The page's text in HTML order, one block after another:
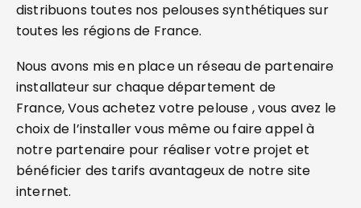
distribuons toutes nos pelouses synthétiques sur
toutes les régions de France.
Nous avons mis en place un réseau de partenaire
installateur sur chaque département de
France, Vous achetez votre pelouse , vous avez le
choix de l’installer vous même ou faire appel à
notre partenaire pour réaliser votre projet et
bénéficier des tarifs avantageux de notre site
internet.